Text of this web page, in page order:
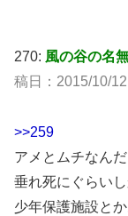
270: 風の谷の名
稿日：2015/10/
>>259
アメとムチなん
垂れ死にぐらい
少年保護施設と